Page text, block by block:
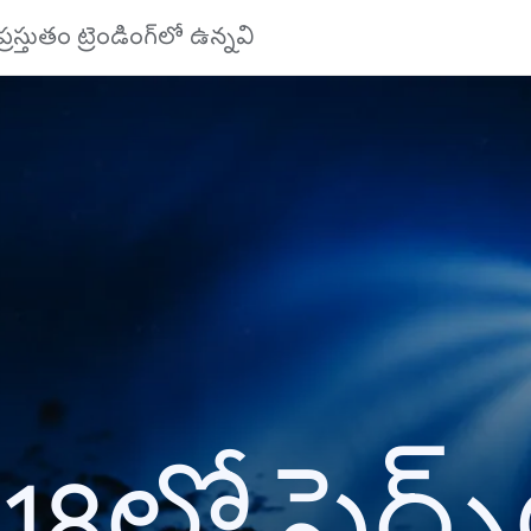
ట్రెండింగ్‌లో ఉన్నవి